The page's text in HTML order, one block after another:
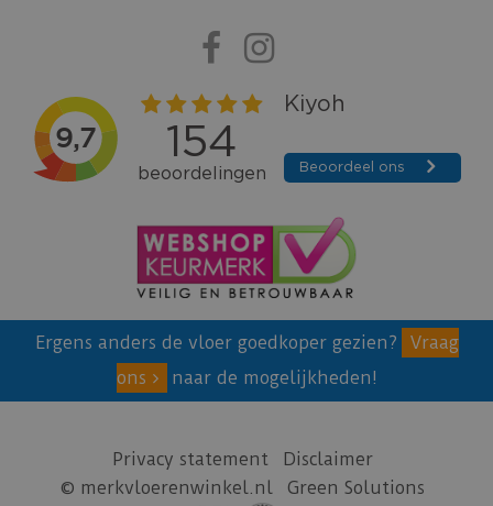
Ergens anders de vloer goedkoper gezien?
Vraag
ons
naar de mogelijkheden!
Privacy statement
Disclaimer
© merkvloerenwinkel.nl
Green Solutions